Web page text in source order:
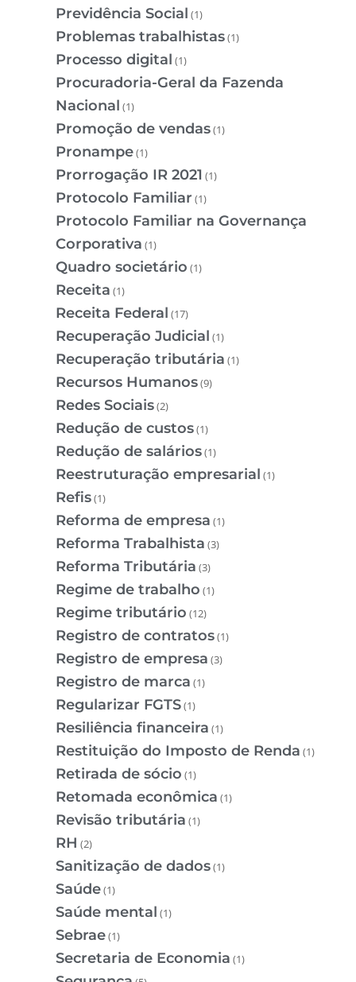
Previdência Social (1)
Problemas trabalhistas(1)
Processo digital (1)
Procuradoria-Geral da Fazenda
Nacional (1)
Promoção de vendas(1)
Pronampe(1)
Prorrogação IR 2021 (1)
Protocolo Familiar (1)
Protocolo Familiar na Governança
Corporativa (1)
Quadro societário (1)
Receita (1)
Receita Federal (17)
Recuperação Judicial (1)
Recuperação tributária (1)
Recursos Humanos(9)
Redes Sociais(2)
Redução de custos(1)
Redução de salários(1)
Reestruturação empresarial (1)
Refis(1)
Reforma de empresa (1)
Reforma Trabalhista (3)
Reforma Tributária (3)
Regime de trabalho (1)
Regime tributário (12)
Registro de contratos(1)
Registro de empresa (3)
Registro de marca (1)
Regularizar FGTS(1)
Resiliência financeira (1)
Restituição do Imposto de Renda (1)
Retirada de sócio (1)
Retomada econômica (1)
Revisão tributária (1)
RH (2)
Sanitização de dados(1)
Saúde(1)
Saúde mental (1)
Sebrae(1)
Secretaria de Economia (1)